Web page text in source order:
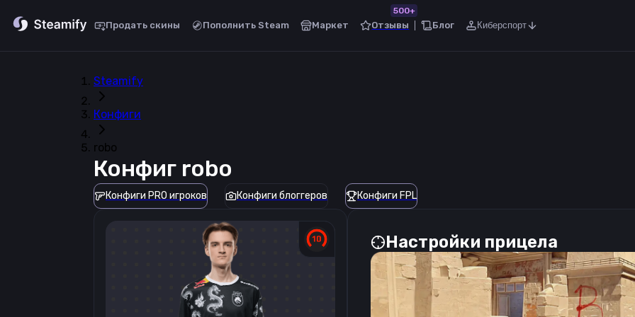
Продать скины Пополнить Steam Маркет Отзывы
500+
Блог Киберспорт
Steamify
Конфиги
robo
Конфиг robo
Конфиги PRO игроков Конфиги блоггеров Конфиги FPL
Настройки прицела